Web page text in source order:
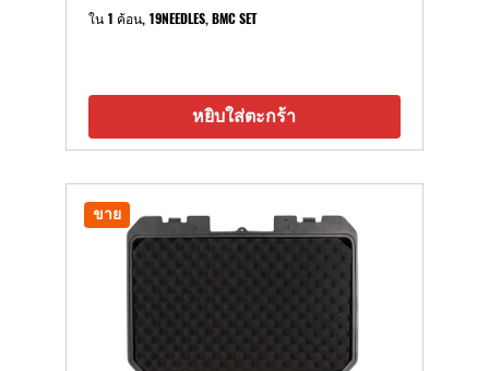
ใน 1 ค้อน, 19NEEDLES, BMC SET
หยิบใส่ตะกร้า
ขาย